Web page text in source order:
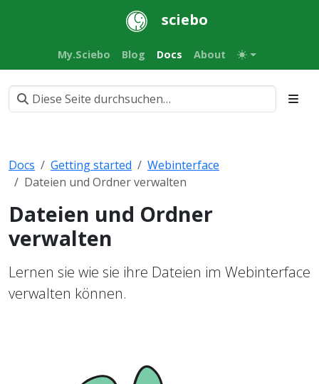
sciebo
My.Sciebo Blog Docs About
Docs Getting started
Webinterface
Dateien und Ordner verwalten
Dateien und Ordner
verwalten
Lernen sie wie sie ihre Dateien im Webinterface
verwalten können.